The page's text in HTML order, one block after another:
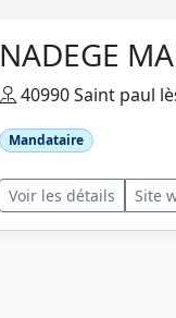
NADEGE
40990 Saint paul
Mandataire
Voir les détails Site